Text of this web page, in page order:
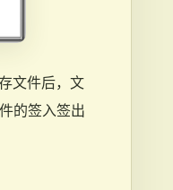
文件后，文
的签入签出